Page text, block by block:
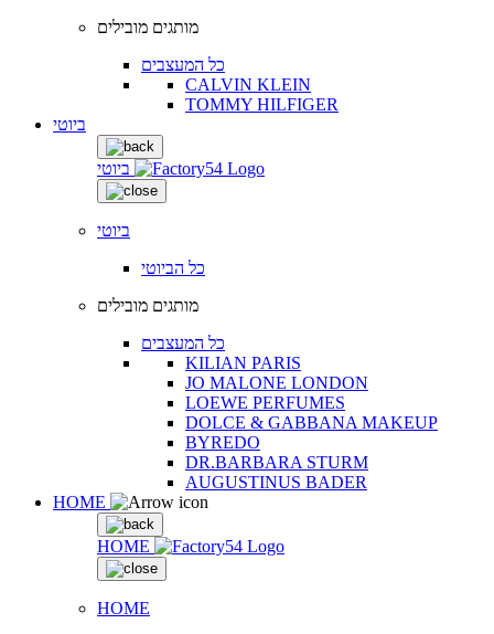
מותגים מובילים
כל המעצבים
CALVIN KLEIN
TOMMY HILFIGER
ביוטי
ביוטי
ביוטי
כל הביוטי
מותגים מובילים
כל המעצבים
KILIAN PARIS
JO MALONE LONDON
LOEWE PERFUMES
DOLCE & GABBANA MAKEUP
BYREDO
DR.BARBARA STURM
AUGUSTINUS BADER
HOME
HOME
HOME